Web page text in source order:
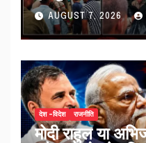
घायल…
AUGUST 7, 2026
देश -विदेश राजनीति
मोदी राहुल या